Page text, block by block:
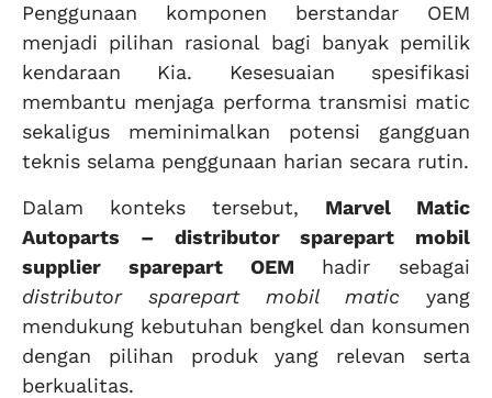
Penggunaan komponen berstandar OEM
menjadi pilihan rasional bagi banyak pemilik
kendaraan Kia. Kesesuaian spesifikasi
membantu menjaga performa transmisi matic
sekaligus meminimalkan potensi gangguan
teknis selama penggunaan harian secara rutin.
Dalam konteks tersebut, Marvel Matic
Autoparts – distributor sparepart mobil
supplier sparepart OEM hadir sebagai
distributor sparepart mobil matic yang
mendukung kebutuhan bengkel dan konsumen
dengan pilihan produk yang relevan serta
berkualitas.